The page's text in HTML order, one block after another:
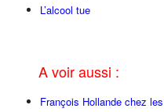
L’alcool tue
A voir aussi :
François Hollande chez